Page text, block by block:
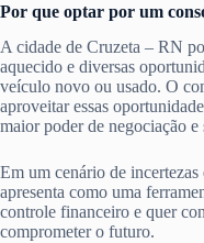
Por que optar por um
A cidade de Cruzeta – RN
aquecido e diversas
veículo novo ou usado. O
aproveitar essas
maior poder de negociação
Em um cenário de
apresenta como uma
controle financeiro e quer
comprometer o futuro.